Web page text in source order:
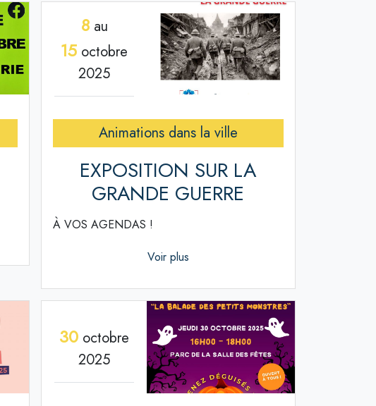
8au
15 octobre
2025
Animations dans la ville
EXPOSITION SUR LA
GRANDE GUERRE
À VOS AGENDAS !
Voir plus
30 octobre
2025